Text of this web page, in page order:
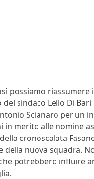
possiamo
sindaco Lello Di
Scianaro per un
in merito alle nomine
cronoscalata
nuova squadra.
potrebbero influire